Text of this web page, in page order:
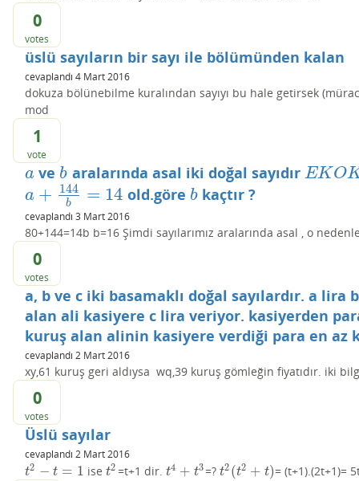
0
votes
üslü sayıların bir sayı ile bölümünden kalan
cevaplandı 4 Mart 2016
dokuza bölünebilme kuralından sayıyı bu hale getirsek
mod
1
vote
a
a ve b
b aralarında asal iki doğal sayıdır EKO
EKOK(a,
a + 144
b = 14
a+144b= 14 old.göre b
b kaçtır ?
cevaplandı 3 Mart 2016
80+144=14b b=16 Şimdi sayılarımız aralarında asal , o
0
votes
a, b ve c iki basamaklı doğal sayılardır. a lira
alan ali kasiyere c lira veriyor. kasiyerden
kuruş alan alinin kasiyere verdiği para en az
cevaplandı 2 Mart 2016
xy,61 kuruş geri aldıysa wq,39 kuruş gömleğin fiyatıdır. iki
0
votes
Üslü sayılar
cevaplandı 2 Mart 2016
t2 − t = 1
t2 −t= 1 iset2
t2=t+1 dir. t4 + t3
t4 +t3 =? t2 (t2 + t)
t2(t2+ t) = (t+1).(2t+1)=